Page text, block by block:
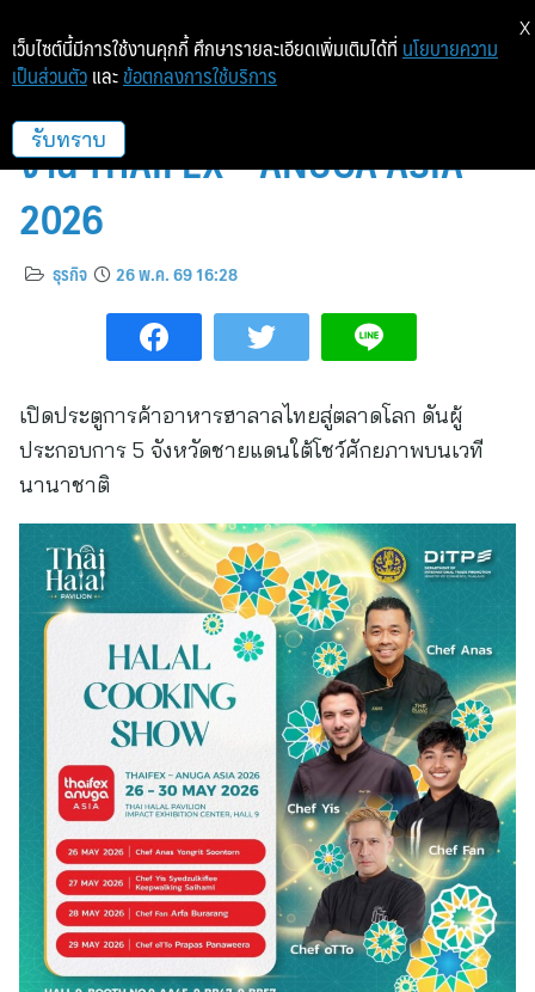
DITP จัด Thai Halal Pavilion ใน
งาน THAIFEX – ANUGA ASIA
2026
ธุรกิจ 26 พ.ค. 69 16:28
เปิดประตูการค้าอาหารฮาลาลไทยสู่ตลาดโลก ดันผู้
ประกอบการ 5 จังหวัดชายแดนใต้โชว์ศักยภาพบนเวที
นานาชาติ
เว็บไซต์นี้มีการใช้งานคุกกี้ ศึกษารายละเอียดเพิ่มเติมได้ที่ นโยบายความ
เป็นส่วนตัว และ ข้อตกลงการใช้บริการ
รับทราบ
X